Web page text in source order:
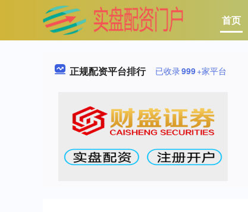
首页
正规配资平台排行 已收录999+家平台